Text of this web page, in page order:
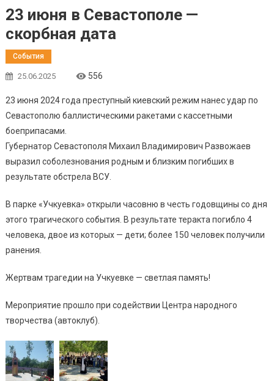
23 июня в Севастополе —
скорбная дата
События
25.06.2025 556
23 июня 2024 года преступный киевский режим нанес удар по
Севастополю баллистическими ракетами с кассетными
боеприпасами.
Губернатор Севастополя Михаил Владимирович Развожаев
выразил соболезнования родным и близким погибших в
результате обстрела ВСУ.
В парке «Учкуевка» открыли часовню в честь годовщины со дня
этого трагического события. В результате теракта погибло 4
человека, двое из которых — дети; более 150 человек получили
ранения.
Жертвам трагедии на Учкуевке — светлая память!
Мероприятие прошло при содействии Центра народного
творчества (автоклуб).